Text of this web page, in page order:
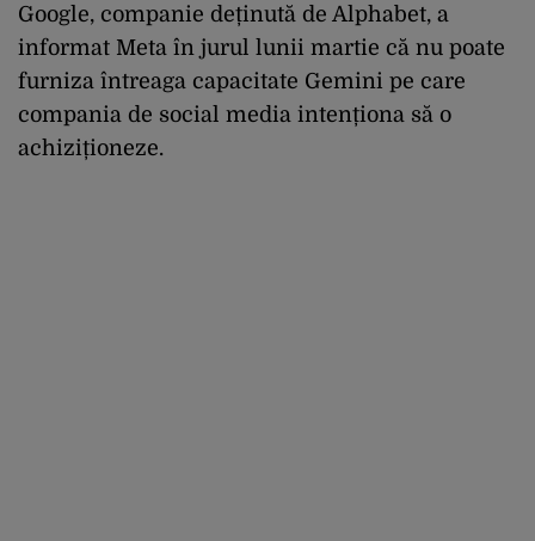
Google, companie deținută de Alphabet, a
informat Meta în jurul lunii martie că nu poate
furniza întreaga capacitate Gemini pe care
compania de social media intenționa să o
achiziționeze.